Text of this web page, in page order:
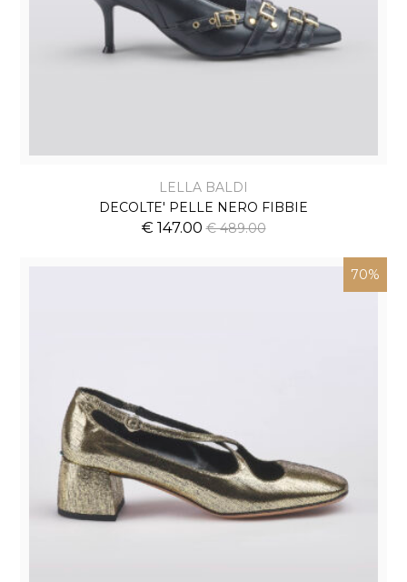
LELLA BALDI
DECOLTE' PELLE NERO FIBBIE
€ 147.00€ 489.00
70%